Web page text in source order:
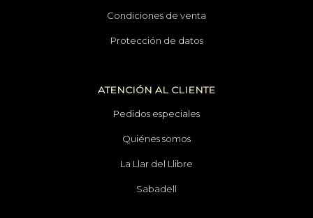
Condiciones de venta
Protección de datos
ATENCIÓN AL CLIENTE
Pedidos especiales
Quiénes somos
La Llar del Llibre
Sabadell